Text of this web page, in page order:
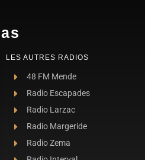
LES AUTRES RADIOS
48 FM Mende
Radio Escapades
Radio Larzac
Radio Margeride
Radio Zema